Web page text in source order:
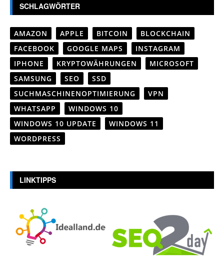
SCHLAGWÖRTER
AMAZON APPLE BITCOIN
BLOCKCHAIN
FACEBOOK
GOOGLE MAPS
INSTAGRAM
IPHONE
KRYPTOWÄHRUNGEN
MICROSOFT
SAMSUNG
SEO
SSD
SUCHMASCHINENOPTIMIERUNG
VPN
WHATSAPP
WINDOWS 10
WINDOWS 10 UPDATE
WINDOWS 11
WORDPRESS
LINKTIPPS